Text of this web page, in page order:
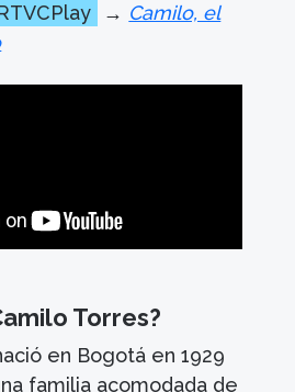
→ Camilo, el
Torres?
en Bogotá en 1929
familia acomodada de